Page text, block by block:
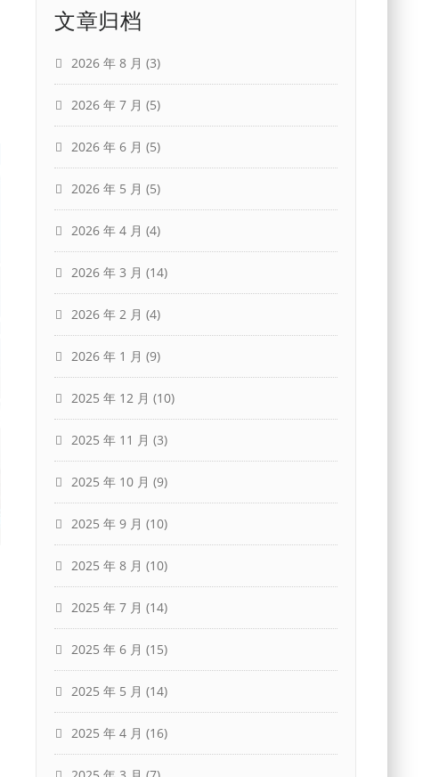
文章归档
2026 年 8 月 (3)
2026 年 7 月 (5)
2026 年 6 月 (5)
2026 年 5 月 (5)
2026 年 4 月 (4)
2026 年 3 月 (14)
2026 年 2 月 (4)
2026 年 1 月 (9)
2025 年 12 月 (10)
2025 年 11 月 (3)
2025 年 10 月 (9)
2025 年 9 月 (10)
2025 年 8 月 (10)
2025 年 7 月 (14)
2025 年 6 月 (15)
2025 年 5 月 (14)
2025 年 4 月 (16)